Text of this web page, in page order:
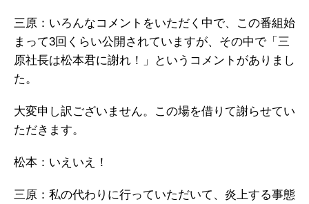
三原：いろんなコメントをいただく中で、この番組始
まって3回くらい公開されていますが、その中で「三
原社長は松本君に謝れ！」というコメントがありまし
た。
大変申し訳ございません。この場を借りて謝らせてい
ただきます。
松本：いえいえ！
三原：私の代わりに行っていただいて、炎上する事態